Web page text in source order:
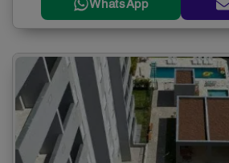
WhatsApp